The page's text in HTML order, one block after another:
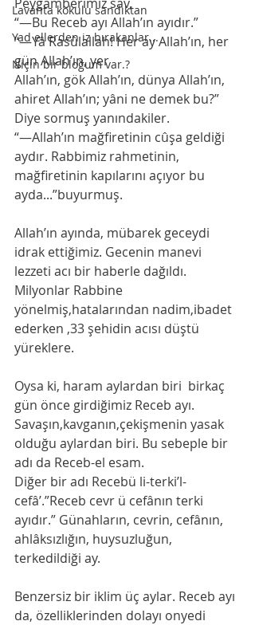
Lavanta kokulu sandıktan
Yad ellerden iz bırakanlar...
Niçin bir bloğum var.?
“—Bu Receb ayı Allah’ın ayıdır.”
“—Yâ Rasûlallah! Her ay Allah’ın, her
gün Allah’ın, yer
Allah’ın, gök Allah’ın, dünya Allah’ın,
ahiret Allah’ın; yâni ne demek bu?”
Diye sormuş yanındakiler.
“—Allah’ın mağfiretinin cûşa geldiği
aydır. Rabbimiz rahmetinin,
mağfiretinin kapılarını açıyor bu
ayda...”buyurmuş.
Allah’ın ayında, mübarek geceydi
idrak ettiğimiz. Gecenin manevi
lezzeti acı bir haberle dağıldı.
Milyonlar Rabbine
yönelmiş,hatalarından nadim,ibadet
ederken ,33 şehidin acısı düştü
yüreklere.
Oysa ki, haram aylardan biri  birkaç
gün önce girdiğimiz Receb ayı.
Savaşın,kavganın,çekişmenin yasak
olduğu aylardan biri. Bu sebeple bir
adı da Receb-el esam.
Diğer bir adı Recebü li-terki’l-
cefâ’.”Receb cevr ü cefânın terki
ayıdır.” Günahların, cevrin, cefânın,
ahlâksızlığın, huysuzluğun,
terkedildiği ay.
Benzersiz bir iklim üç aylar. Receb ayı
da, özelliklerinden dolayı onyedi